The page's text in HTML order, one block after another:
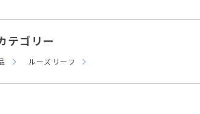
テゴリー
ルーズリーフ